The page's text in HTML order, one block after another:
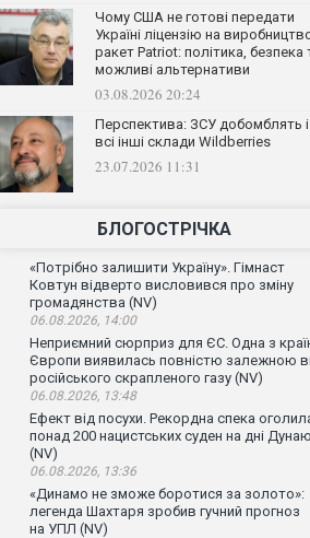
Чому США не готові передати
Україні ліцензію на
ракет Patriot: політика, безпека
можливі альтернативи
03.08.2026 20:24
Перспектива: ЗСУ добомблять і
всі інші склади Wildberries
23.07.2026 11:31
БЛОГОСТРІЧКА
«Потрібно залишити Україну». Гімнаст
Ковтун відверто висловився про зміну
громадянства (NV)
06.08.2026, 14:00
Неприємний сюрприз для ЄС. Одна з
Європи виявилась повністю залежною
російського скрапленого газу (NV)
06.08.2026, 13:48
Ефект від посухи. Рекордна спека
понад 200 нацистських суден на дні Дунаю
(NV)
06.08.2026, 13:36
«Динамо не зможе боротися за золото»:
легенда Шахтаря зробив гучний прогноз
на УПЛ (NV)